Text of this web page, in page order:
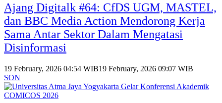
Ajang Digitalk #64: CfDS UGM, MASTEL,
dan BBC Media Action Mendorong Kerja
Sama Antar Sektor Dalam Mengatasi
Disinformasi
19 February, 2026 04:54 WIB19 February, 2026 09:07 WIB
SON